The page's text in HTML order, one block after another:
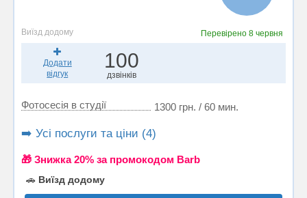
Виїзд додому Перевірено 8 червня
Додати
відгук
100
дзвінків
Фотосесія в студії 1300 грн. / 60 мин.
➡️ Усі послуги та ціни (4)
🎁 Знижка 20% за промокодом Barb
🚗 Виїзд додому